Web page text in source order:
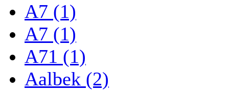
A7 (1)
A7 (1)
A71 (1)
Aalbek (2)